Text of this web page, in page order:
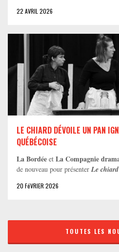
22 AVRIL 2026
LE CHIARD DÉVOILE UN PAN
QUÉBÉCOISE
La Bordée et La Compagnie
de nouveau pour présenter Le chiard
20 FéVRIER 2026
TOUTES LES